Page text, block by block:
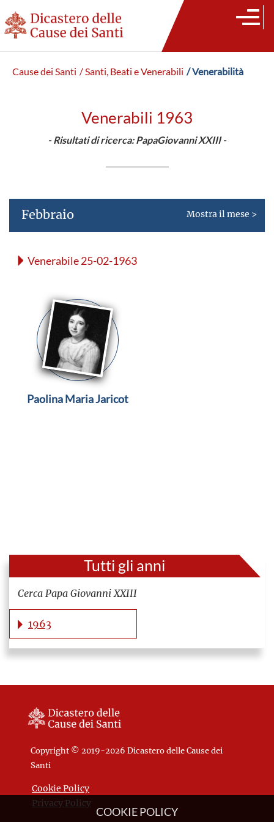
Cause dei Santi / Santi, Beati e Venerabili / Venerabilità
Venerabili 1963
- Risultati di ricerca: PapaGiovanni XXIII -
Febbraio Mostra il mese >
Venerabile 25-02-1963
Paolina Maria Jaricot
Tutti gli anni
Cerca Papa Giovanni XXIII
1963
Copyright © 2019-2026 Dicastero delle Cause dei
Santi
Cookie Policy
Privacy Policy
COOKIE POLICY